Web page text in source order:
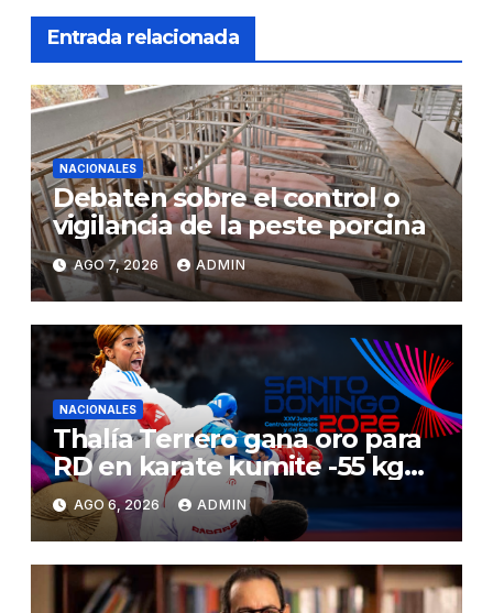
Entrada relacionada
NACIONALES
Debaten sobre el control o
vigilancia de la peste porcina
AGO 7, 2026 ADMIN
NACIONALES
Thalía Terrero gana oro para
RD en karate kumite -55 kg
en Santo Domingo 2026
AGO 6, 2026 ADMIN